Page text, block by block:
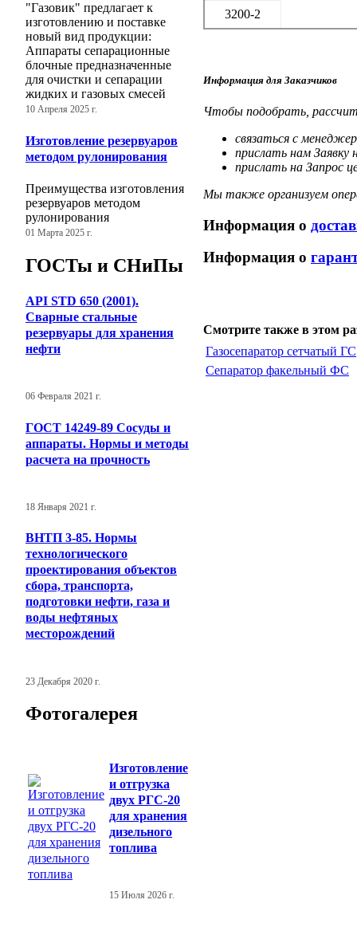
"Газовик" предлагает к
изготовлению и поставке
новый вид продукции:
Аппараты сепарационные
блочные предназначенные
для очистки и сепарации
жидких и газовых смесей
10 Апреля 2025 г.
Изготовление резервуаров
методом рулонирования
Преимущества изготовления
резервуаров методом
рулонирования
01 Марта 2025 г.
ГОСТы и СНиПы
API STD 650 (2001).
Сварные стальные
резервуары для хранения
нефти
06 Февраля 2021 г.
ГОСТ 14249-89 Сосуды и
аппараты. Нормы и методы
расчета на прочность
18 Января 2021 г.
ВНТП 3-85. Нормы
технологического
проектирования объектов
сбора, транспорта,
подготовки нефти, газа и
воды нефтяных
месторождений
23 Декабря 2020 г.
Фотогалерея
Изготовление
и отгрузка
двух РГС-20
для хранения
дизельного
топлива
15 Июля 2026 г.
3200-2
Информация для Заказчиков
Чтобы подобрать,
связаться с
прислать нам Заявку
прислать на Запрос
Мы также организуем
Информация о
Информация о
Смотрите также в этом
Газосепаратор сетчатый ГС
Сепаратор факельный ФС